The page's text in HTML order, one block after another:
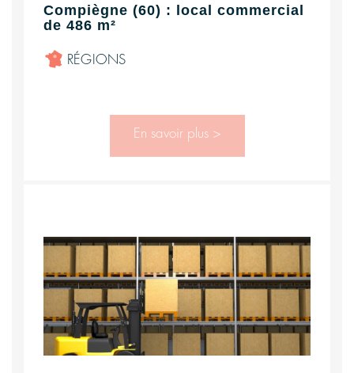
Compiègne (60) : local commercial
de 486 m²
RÉGIONS
En savoir plus >